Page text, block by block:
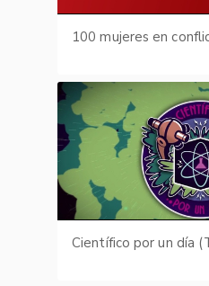
100 mujeres en
Científico por un día